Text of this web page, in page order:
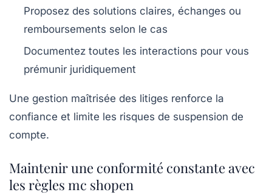
Proposez des solutions claires, échanges ou
remboursements selon le cas
Documentez toutes les interactions pour vous
prémunir juridiquement
Une gestion maîtrisée des litiges renforce la
confiance et limite les risques de suspension de
compte.
Maintenir une conformité constante avec
les règles mc shopen